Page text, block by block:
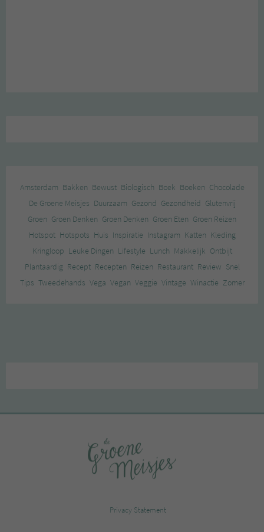
Amsterdam Bakken Bewust Biologisch Boek Boeken Chocolade
De Groene Meisjes Duurzaam Gezond Gezondheid Glutenvrij
Groen Groen Denken Groen Denken Groen Eten Groen Reizen
Hotspot Hotspots Huis Inspiratie Instagram Katten Kleding
Kringloop Leuke Dingen Lifestyle Lunch Makkelijk Ontbijt
Plantaardig Recept Recepten Reizen Restaurant Review Snel
Tips Tweedehands Vega Vegan Veggie Vintage Winactie Zomer
Privacy Statement